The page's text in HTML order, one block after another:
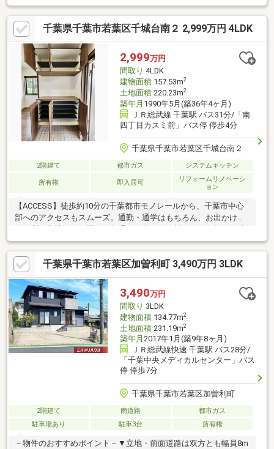
をしっかり確保しつつ、 共有スペースもしっかり取られていま
す□用途地域：第一種低層住居専用地域□浴室・トイレに窓あり
自然換気ができ、湿気やニオイがこもりにくく、 清潔な空間を
保ちやすい仕様です
千葉県千葉市若葉区千城台南２ 2,999万円 4LDK
2,999万円
間取り 4LDK
建物面積157.53m2
土地面積220.23m2
築年月 1990年5月(築36年4ヶ月)
ＪＲ総武線 千葉駅 バス31分/「南
四丁目カスミ前」バス停 停歩4分
千葉県千葉市若葉区千城台南２
2階建て 都市ガス システムキッチン
所有権 即入居可
リフォームリノベーシ
ョン
【ACCESS】徒歩約10分の千葉都市モノレールから、千葉市中心
部へのアクセスもスムーズ。通勤・通学はもちろん、お出かけに
も便利な立地です。駅まで無理なく歩ける距離だから、毎日の移
動も快適にこなせます。【LOCATION】周辺にはスーパーやドラ
ッグストア、コンビニ、公園、教育施設など、暮らしに欠かせな
い生活利便施設が充実。落ち着いた住宅街が広がり、子育て世帯
からシニア世帯まで幅広い世代が安心して暮らせる住環境が整っ
ています。【LIFE】便利な立地と穏やかな街並みを兼ね備えたロ
ケーション。毎日のお買い物や通学、公園での遊びなど、家族の
暮らしを身近で支えてくれる環境が揃っています。
千葉県千葉市若葉区加曽利町 3,490万円 3LDK
3,490万円
間取り 3LDK
建物面積134.77m2
土地面積231.19m2
築年月 2017年1月(築9年8ヶ月)
ＪＲ総武線快速 千葉駅 バス28分/
「千葉中央メディカルセンター」バス
停 停歩7分
千葉県千葉市若葉区加曽利町
2階建て 南道路
都市ガス
駐車場あり
駐車3台 所有権
－物件のおすすめポイント－▼立地・前面道路は双方とも幅員8m